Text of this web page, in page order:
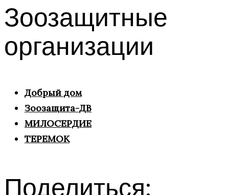
Зоозащитные
организации
Добрый дом
Зоозащита-ДВ
МИЛОСЕРДИЕ
ТЕРЕМОК
Поделиться: